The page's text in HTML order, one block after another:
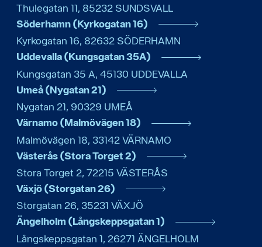
Thulegatan 11, 85232 SUNDSVALL
Söderhamn (Kyrkogatan 16)
Kyrkogatan 16, 82632 SÖDERHAMN
Uddevalla (Kungsgatan 35A)
Kungsgatan 35 A, 45130 UDDEVALLA
Umeå (Nygatan 21)
Nygatan 21, 90329 UMEÅ
Värnamo (Malmövägen 18)
Malmövägen 18, 33142VÄRNAMO
Västerås (Stora Torget 2)
Stora Torget 2, 72215 VÄSTERÅS
Växjö (Storgatan 26)
Storgatan 26, 35231 VÄXJÖ
Ängelholm (Långskeppsgatan 1)
Långskeppsgatan 1, 26271 ÄNGELHOLM